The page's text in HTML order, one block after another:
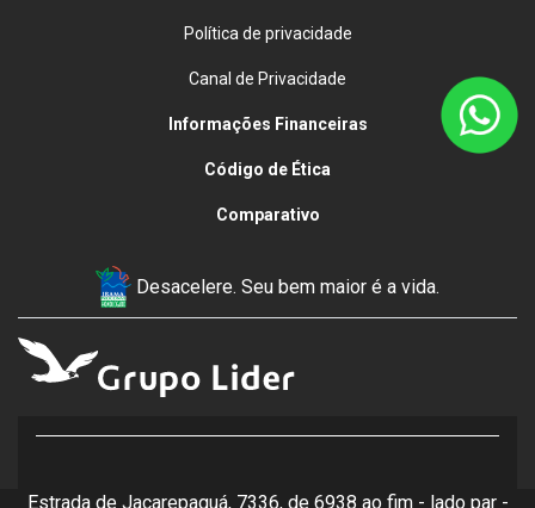
Política de privacidade
Canal de Privacidade
Informações Financeiras
Código de Ética
Comparativo
Desacelere. Seu bem maior é a vida.
Estrada de Jacarepaguá, 7336, de 6938 ao fim - lado par -